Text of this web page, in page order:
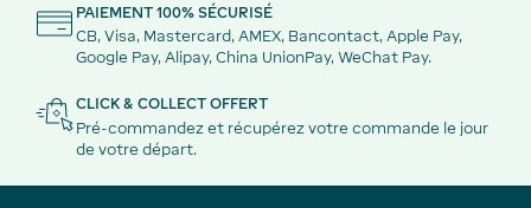
PAIEMENT 100% SÉCURISÉ
CB, Visa, Mastercard, AMEX, Bancontact, Apple Pay,
Google Pay, Alipay, China UnionPay, WeChat Pay.
CLICK & COLLECT OFFERT
Pré-commandez et récupérez votre commande le jour
de votre départ.